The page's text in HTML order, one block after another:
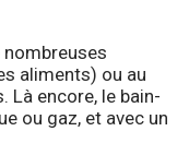
nombreuses
aliments) ou au
Là encore, le bain-
ou gaz, et avec un